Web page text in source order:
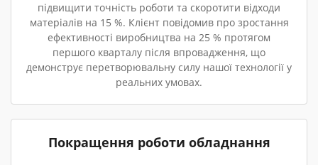
підвищити точність роботи та скоротити відходи
матеріалів на 15 %. Клієнт повідомив про зростання
ефективності виробництва на 25 % протягом
першого кварталу після впровадження, що
демонструє перетворювальну силу нашої технології у
реальних умовах.
Покращення роботи обладнання